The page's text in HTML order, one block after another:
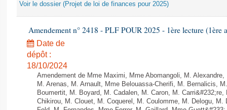
Voir le dossier (Projet de loi de finances pour 2025)
Amendement n° 2418 - PLF POUR 2025 - 1ère lecture (1ère
Date de
dépôt :
18/10/2024
Amendement de Mme Maximi, Mme Abomangoli, M.
M. Arenas, M. Arnault, Mme Belouassa-Cherifi, M. Bernalicis,
Boumertit, M. Boyard, M. Cadalen, M. Caron, M.
Chikirou, M. Clouet, M. Coquerel, M. Coulomme, M. Delogu, M.